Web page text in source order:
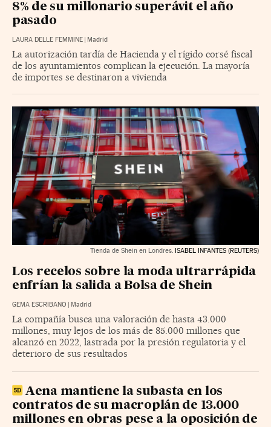
8% de su millonario superávit el año
pasado
LAURA DELLE FEMMINE | Madrid
La autorización tardía de Hacienda y el rígido corsé fiscal
de los ayuntamientos complican la ejecución. La mayoría
de importes se destinaron a vivienda
Tienda de Shein en Londres. ISABEL INFANTES (REUTERS)
Los recelos sobre la moda ultrarrápida
enfrían la salida a Bolsa de Shein
GEMA ESCRIBANO Madrid
La compañía busca una valoración de hasta 43.000
millones, muy lejos de los más de 85.000 millones que
alcanzó en 2022, lastrada por la presión regulatoria y el
deterioro de sus resultados
Aena mantiene la subasta en los
contratos de su macroplán de 13.000
millones en obras pese a la oposición de